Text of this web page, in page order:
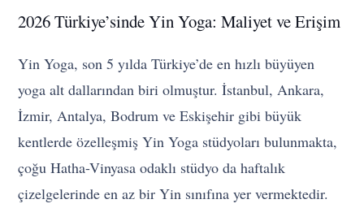
2026 Türkiye’sinde Yin Yoga: Maliyet ve Erişim
Yin Yoga, son 5 yılda Türkiye’de en hızlı büyüyen
yoga alt dallarından biri olmuştur. İstanbul, Ankara,
İzmir, Antalya, Bodrum ve Eskişehir gibi büyük
kentlerde özelleşmiş Yin Yoga stüdyoları bulunmakta,
çoğu Hatha-Vinyasa odaklı stüdyo da haftalık
çizelgelerinde en az bir Yin sınıfına yer vermektedir.